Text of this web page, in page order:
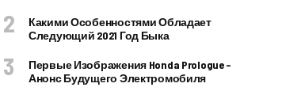
Какими Особенностями Обладает
Следующий 2021 Год Быка
Первые Изображения Honda Prologue –
Анонс Будущего Электромобиля